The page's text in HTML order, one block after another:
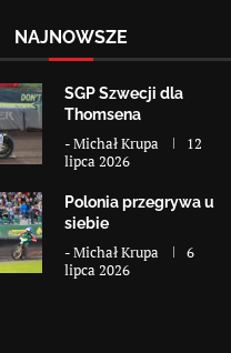
NAJNOWSZE
SGP Szwecji dla
Thomsena
-Michał Krupa
12
lipca 2026
Polonia przegrywa u
siebie
-Michał Krupa
6
lipca 2026